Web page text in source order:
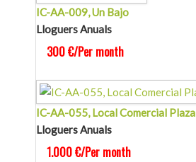
IC-AA-009, Un Bajo
Lloguers Anuals
300 €/Per month
IC-AA-055, Local Comercial Plaza
Lloguers Anuals
1.000 €/Per month